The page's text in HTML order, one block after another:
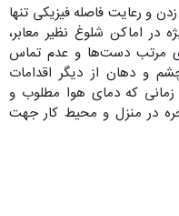
و رعایت فاصله فیزیکی تنها
در اماکن شلوغ نظیر معابر،
مرتب دست‌ها و عدم تماس
و دهان از دیگر اقدامات
زمانی که دمای هوا مطلوب و
در منزل و محیط کار جهت